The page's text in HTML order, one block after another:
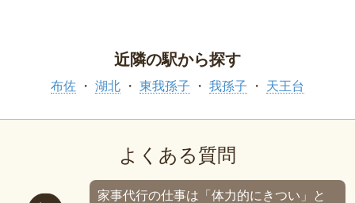
近隣の駅から探す
布佐 湖北 東我孫子 我孫子 天王台
よくある質問
家事代行の仕事は「体力的にきつい」と